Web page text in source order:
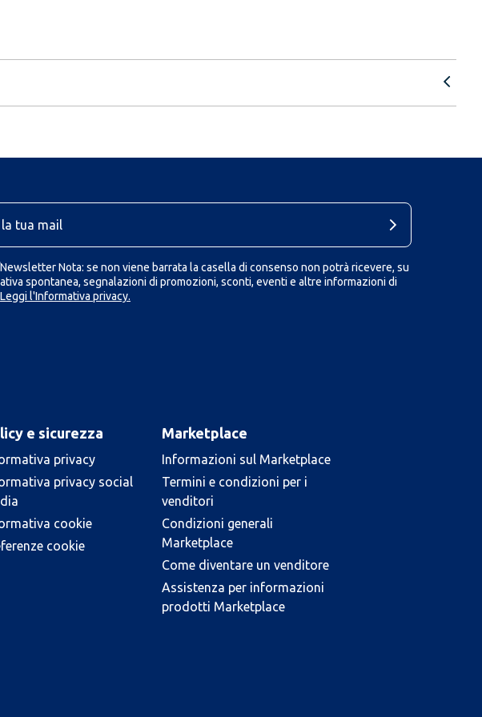
Nota: se non viene barrata la casella di consenso non potrà ricevere, su
spontanea, segnalazioni di promozioni, sconti, eventi e altre informazioni di
Leggi l'Informativa privacy.
e sicurezza
privacy
privacy social
cookie
cookie
Marketplace
Informazioni sul Marketplace
Termini e condizioni per i
venditori
Condizioni generali
Marketplace
Come diventare un venditore
Assistenza per informazioni
prodotti Marketplace